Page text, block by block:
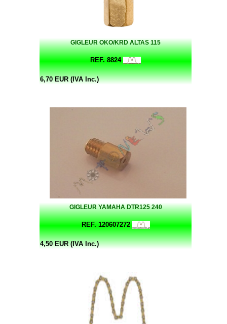
GIGLEUR OKO/KRD ALTAS 115
REF. 8824
6,70 EUR (IVA Inc.)
GIGLEUR YAMAHA DTR125 240
REF. 120607272
4,50 EUR (IVA Inc.)